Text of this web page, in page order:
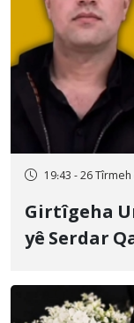
19:43 - 26
Girtîgeha
yê Serdar